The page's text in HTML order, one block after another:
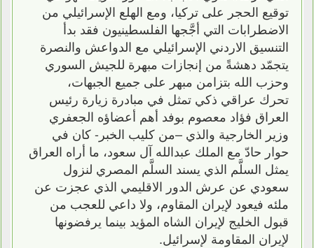
توقيع الحجر على تركيا، ومع الهلع الإسرائيلي من
الاضطرابات التي أجَّجها الفلسطينيون فقد بدأ
التنسيق الاردني الإسرائيلي مع الدواعش والنصرة
يتجمّد دهشةً من إنجازات مبهرة للجيش السوري
وحزب الله بتزامن مبهر على جميع الجبهات،
تحرك عراقي ذكي تمثل في مبادرة زيارة رئيس
العراق فؤاد معصوم بوفد أهم أعضاؤه الجعفري
وزير الخارجية والذي –من كليب الخبر- كان في
حوار حادّ مع الملك عبدالله آل سعود، ما أراه العراق
يمثل السلَّم الذي يسند السلَّم المصري لنزول
سعودي عن عرش الدور الاقليمي الذي عجزت عن
ملئه فيعود لإيران المقاوم، ولا داعي للعجب من
قبول الخليج لإيران الشاه المؤيد بينما يرفضونها
لإيران المقاومة لإسرائيل.